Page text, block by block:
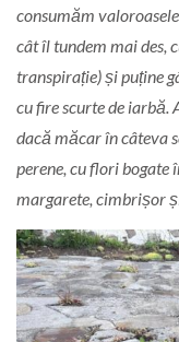
consumăm
cât îl tundem mai des,
transpirație) și puține
cu fire scurte de iarbă.
dacă măcar în câteva
perene, cu flori bogate
margarete, cimbrișor